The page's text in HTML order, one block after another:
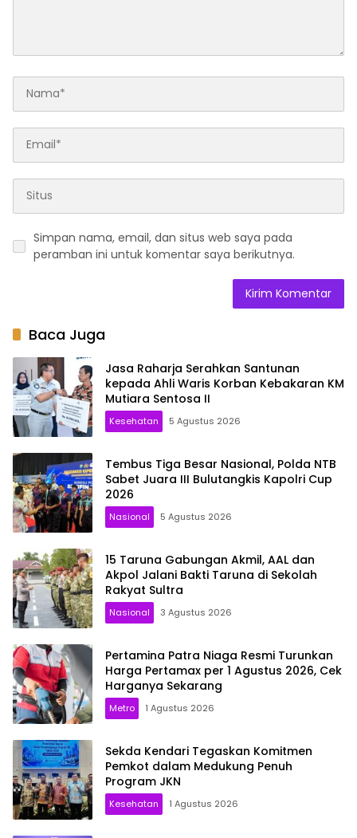
Simpan nama, email, dan situs web saya pada
peramban ini untuk komentar saya berikutnya.
Baca Juga
Jasa Raharja Serahkan Santunan
kepada Ahli Waris Korban Kebakaran KM
Mutiara Sentosa II
Kesehatan 5 Agustus 2026
Tembus Tiga Besar Nasional, Polda NTB
Sabet Juara III Bulutangkis Kapolri Cup
2026
Nasional 5 Agustus 2026
15 Taruna Gabungan Akmil, AAL dan
Akpol Jalani Bakti Taruna di Sekolah
Rakyat Sultra
Nasional 3 Agustus 2026
Pertamina Patra Niaga Resmi Turunkan
Harga Pertamax per 1 Agustus 2026, Cek
Harganya Sekarang
Metro 1 Agustus 2026
Sekda Kendari Tegaskan Komitmen
Pemkot dalam Medukung Penuh
Program JKN
Kesehatan 1 Agustus 2026